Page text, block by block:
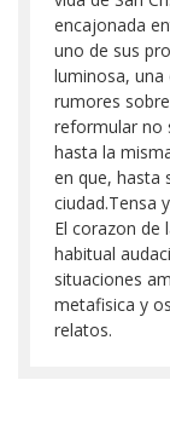
encajonada
uno de sus
luminosa, una
rumores
reformular no
hasta la
en que, hasta
ciudad.Tensa
El corazon de
habitual
situaciones
metafisica y
relatos.